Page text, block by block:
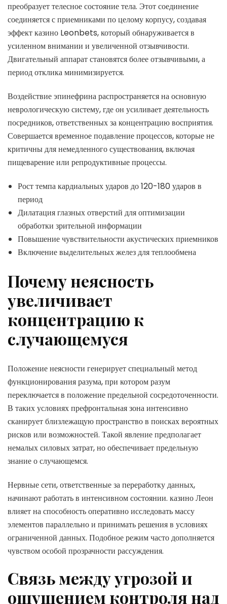
преобразует телесное состояние тела. Этот соединение
соединяется с приемниками по целому корпусу, создавая
эффект казино Leonbets, который обнаруживается в
усиленном внимании и увеличенной отзывчивости.
Двигательный аппарат становятся более отзывчивыми, а
период отклика минимизируется.
Воздействие эпинефрина распространяется на основную
неврологическую систему, где он усиливает деятельность
посредников, ответственных за концентрацию восприятия.
Совершается временное подавление процессов, которые не
критичны для немедленного существования, включая
пищеварение или репродуктивные процессы.
Рост темпа кардиальных ударов до 120-180 ударов в
период
Дилатация глазных отверстий для оптимизации
обработки зрительной информации
Повышение чувствительности акустических приемников
Включение выделительных желез для теплообмена
Почему неясность
увеличивает
концентрацию к
случающемуся
Положение неясности генерирует специальный метод
функционирования разума, при котором разум
переключается в положение предельной сосредоточенности.
В таких условиях префронтальная зона интенсивно
сканирует близлежащую пространство в поисках вероятных
рисков или возможностей. Такой явление предполагает
немалых силовых затрат, но обеспечивает предельную
знание о случающемся.
Нервные сети, ответственные за переработку данных,
начинают работать в интенсивном состоянии. казино Леон
влияет на способность оперативно исследовать массу
элементов параллельно и принимать решения в условиях
ограниченной данных. Подобное режим часто дополняется
чувством особой прозрачности рассуждения.
Связь между угрозой и
ощущением контроля над